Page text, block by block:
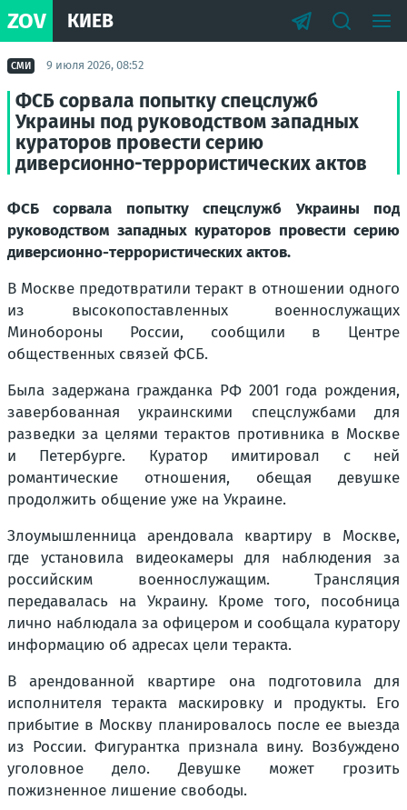
ZOV КИЕВ
СМИ 9 июля 2026, 08:52
ФСБ сорвала попытку спецслужб
Украины под руководством западных
кураторов провести серию
диверсионно-террористических актов
ФСБ сорвала попытку спецслужб Украины под
руководством западных кураторов провести серию
диверсионно-террористических актов.
В Москве предотвратили теракт в отношении одного
из высокопоставленных военнослужащих
Минобороны России, сообщили в Центре
общественных связей ФСБ.
Была задержана гражданка РФ 2001 года рождения,
завербованная украинскими спецслужбами для
разведки за целями терактов противника в Москве
и Петербурге. Куратор имитировал с ней
романтические отношения, обещая девушке
продолжить общение уже на Украине.
Злоумышленница арендовала квартиру в Москве,
где установила видеокамеры для наблюдения за
российским военнослужащим. Трансляция
передавалась на Украину. Кроме того, пособница
лично наблюдала за офицером и сообщала куратору
информацию об адресах цели теракта.
В арендованной квартире она подготовила для
исполнителя теракта маскировку и продукты. Его
прибытие в Москву планировалось после ее выезда
из России. Фигурантка признала вину. Возбуждено
уголовное дело. Девушке может грозить
пожизненное лишение свободы.